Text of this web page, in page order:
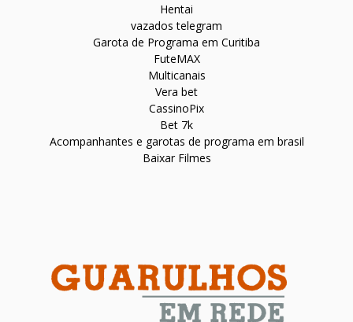
Hentai
vazados telegram
Garota de Programa em Curitiba
FuteMAX
Multicanais
Vera bet
CassinoPix
Bet 7k
Acompanhantes e garotas de programa em brasil
Baixar Filmes